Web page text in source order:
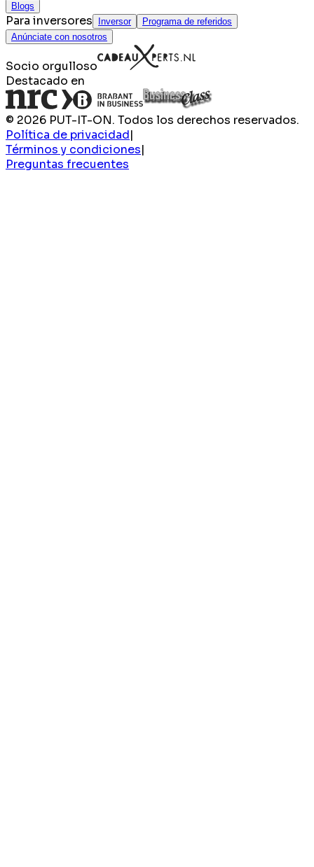
Blogs
Para inversores Inversor
Programa de referidos
Anúnciate con nosotros
Socio orgulloso
Destacado en
© 2026 PUT-IT-ON. Todos los derechos reservados.
Política de privacidad|
Términos y condiciones|
Preguntas frecuentes